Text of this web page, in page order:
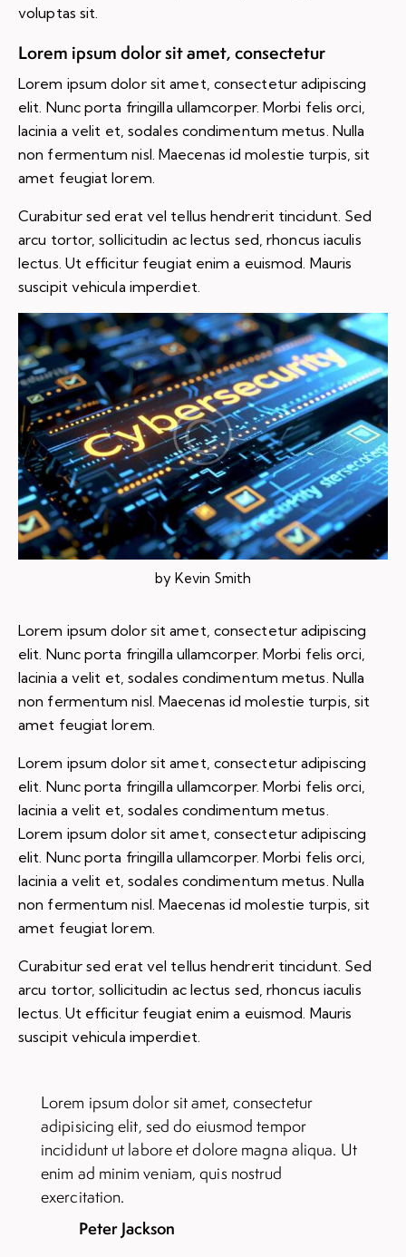
voluptas sit.
Lorem ipsum dolor sit amet, consectetur
Lorem ipsum dolor sit amet, consectetur adipiscing
elit. Nunc porta fringilla ullamcorper. Morbi felis orci,
lacinia a velit et, sodales condimentum metus. Nulla
non fermentum nisl. Maecenas id molestie turpis, sit
amet feugiat lorem.
Curabitur sed erat vel tellus hendrerit tincidunt. Sed
arcu tortor, sollicitudin ac lectus sed, rhoncus iaculis
lectus. Ut efficitur feugiat enim a euismod. Mauris
suscipit vehicula imperdiet.
byKevin Smith
Lorem ipsum dolor sit amet, consectetur adipiscing
elit. Nunc porta fringilla ullamcorper. Morbi felis orci,
lacinia a velit et, sodales condimentum metus. Nulla
non fermentum nisl. Maecenas id molestie turpis, sit
amet feugiat lorem.
Lorem ipsum dolor sit amet, consectetur adipiscing
elit. Nunc porta fringilla ullamcorper. Morbi felis orci,
lacinia a velit et, sodales condimentum metus.
Lorem ipsum dolor sit amet, consectetur adipiscing
elit. Nunc porta fringilla ullamcorper. Morbi felis orci,
lacinia a velit et, sodales condimentum metus. Nulla
non fermentum nisl. Maecenas id molestie turpis, sit
amet feugiat lorem.
Curabitur sed erat vel tellus hendrerit tincidunt. Sed
arcu tortor, sollicitudin ac lectus sed, rhoncus iaculis
lectus. Ut efficitur feugiat enim a euismod. Mauris
suscipit vehicula imperdiet.
Lorem ipsum dolor sit amet, consectetur
adipisicing elit, sed do eiusmod tempor
incididunt ut labore et dolore magna aliqua. Ut
enim ad minim veniam, quis nostrud
exercitation.
Peter Jackson